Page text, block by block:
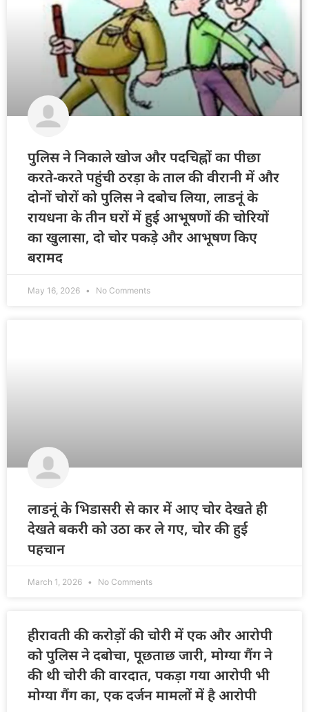
पुलिस ने निकाले खोज और पदचिह्नों का पीछा
करते-करते पहुंची ठरड़ा के ताल की वीरानी में और
दोनों चोरों को पुलिस ने दबोच लिया, लाडनूं के
रायधना के तीन घरों में हुई आभूषणों की चोरियों
का खुलासा, दो चोर पकड़े और आभूषण किए
बरामद
May 16, 2026 No Comments
लाडनूं के भिडासरी से कार में आए चोर देखते ही
देखते बकरी को उठा कर ले गए, चोर की हुई
पहचान
March 1, 2026 No Comments
हीरावती की करोड़ों की चोरी में एक और आरोपी
को पुलिस ने दबोचा, पूछताछ जारी, मोग्या गैंग ने
की थी चोरी की वारदात, पकड़ा गया आरोपी भी
मोग्या गैंग का, एक दर्जन मामलों में है आरोपी